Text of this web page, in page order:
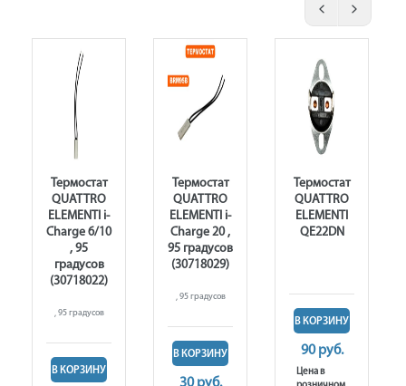
Термостат
QUATTRO
ELEMENTI i-
Charge 6/10
, 95
градусов
(30718022)
, 95 градусов
В КОРЗИНУ
Термостат
QUATTRO
ELEMENTI i-
Charge 20 ,
95 градусов
(30718029)
, 95 градусов
В КОРЗИНУ
Термостат
QUATTRO
ELEMENTI
QE22DN
В КОРЗИНУ
90 руб.
Цена в